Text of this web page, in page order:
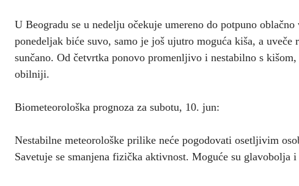
U Beogradu se u nedelju očekuje umereno do potpuno
ponedeljak biće suvo, samo je još ujutro moguća kiša, a
sunčano. Od četvrtka ponovo promenljivo i nestabilno s
obilniji.
Biometeorološka prognoza za subotu, 10. jun:
Nestabilne meteorološke prilike neće pogodovati osetljivim
Savetuje se smanjena fizička aktivnost. Moguće su glavobolja i